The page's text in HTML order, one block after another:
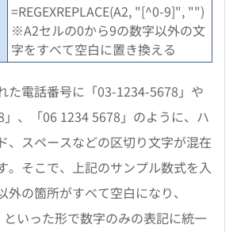
=REGEXREPLACE(A2, "[^0-9]", "")
※A2セルの0から9の数字以外の文
字をすべて空白に置き換える
た電話番号に「03-1234-5678」や
」、「06 1234 5678」のように、ハ
、スペースなどの区切り文字が混在
。そこで、上記のサンプル数式を入
外の箇所がすべて空白になり、
といった形で数字のみの表記に統一